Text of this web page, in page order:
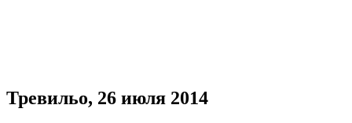
Тревильо, 26 июля 2014